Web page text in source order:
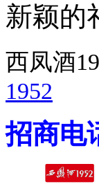
新颖的
西凤酒
1952
招商电